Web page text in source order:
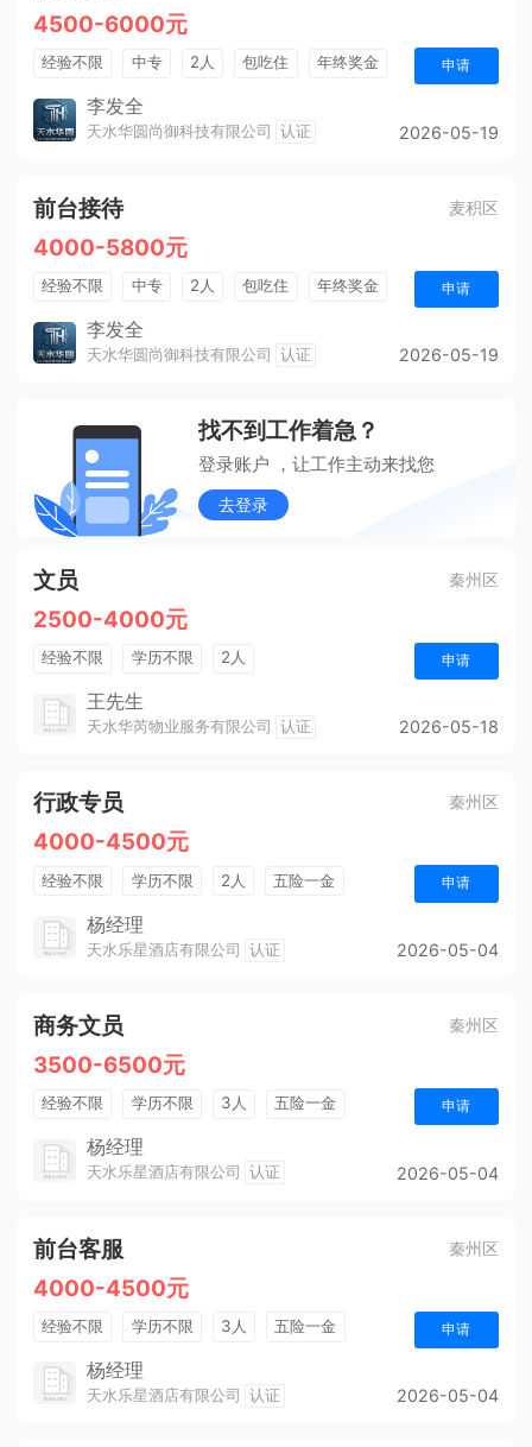
4500-6000元
经验不限 中专 2人 包吃住
年终奖金
五险
周末双休
申请
李发全
天水华圆尚御科技有限公司 认证 2026-05-19
前台接待 麦积区
4000-5800元
经验不限 中专 2人 包吃住
年终奖金
法定节假日
申请
李发全
天水华圆尚御科技有限公司 认证 2026-05-19
找不到工作着急？
登录账户 ，让工作主动来找您
去登录
文员 秦州区
2500-4000元
经验不限 学历不限 2人 申请
王先生
天水华芮物业服务有限公司 认证 2026-05-18
行政专员 秦州区
4000-4500元
经验不限 学历不限 2人 五险一金 申请
杨经理
天水乐星酒店有限公司 认证 2026-05-04
商务文员 秦州区
3500-6500元
经验不限 学历不限 3人
五险一金
法定节假日
申请
杨经理
天水乐星酒店有限公司 认证 2026-05-04
前台客服 秦州区
4000-4500元
经验不限 学历不限 3人
五险一金
包吃住
年终奖金
申请
杨经理
天水乐星酒店有限公司 认证 2026-05-04